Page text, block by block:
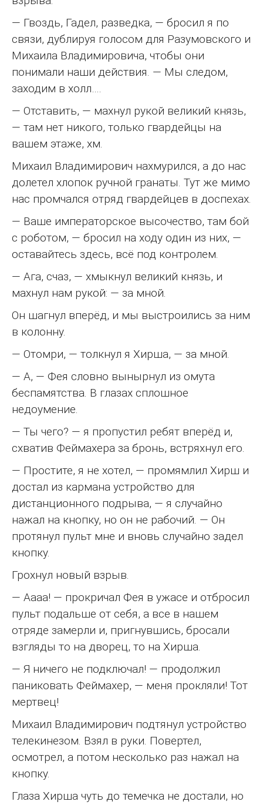
— Гвоздь, Гадел, разведка, — бросил я по
связи, дублируя голосом для Разумовского и
Михаила Владимировича, чтобы они
понимали наши действия. — Мы следом,
заходим в холл….
— Отставить, — махнул рукой великий князь,
— там нет никого, только гвардейцы на
вашем этаже, хм.
Михаил Владимирович нахмурился, а до нас
долетел хлопок ручной гранаты. Тут же мимо
нас промчался отряд гвардейцев в доспехах.
— Ваше императорское высочество, там бой
с роботом, — бросил на ходу один из них, —
оставайтесь здесь, всё под контролем.
— Ага, счаз, — хмыкнул великий князь, и
махнул нам рукой: — за мной.
Он шагнул вперёд, и мы выстроились за ним
в колонну.
— Отомри, — толкнул я Хирша, — за мной.
— А, — Фея словно вынырнул из омута
беспамятства. В глазах сплошное
недоумение.
— Ты чего? — я пропустил ребят вперёд и,
схватив Феймахера за бронь, встряхнул его.
— Простите, я не хотел, — промямлил Хирш и
достал из кармана устройство для
дистанционного подрыва, — я случайно
нажал на кнопку, но он не рабочий. — Он
протянул пульт мне и вновь случайно задел
кнопку.
Грохнул новый взрыв.
— Аааа! — прокричал Фея в ужасе и отбросил
пульт подальше от себя, а все в нашем
отряде замерли и, пригнувшись, бросали
взгляды то на дворец, то на Хирша.
— Я ничего не подключал! — продолжил
паниковать Феймахер, — меня прокляли! Тот
мертвец!
Михаил Владимирович подтянул устройство
телекинезом. Взял в руки. Повертел,
осмотрел, а потом несколько раз нажал на
кнопку.
Глаза Хирша чуть до темечка не достали, но